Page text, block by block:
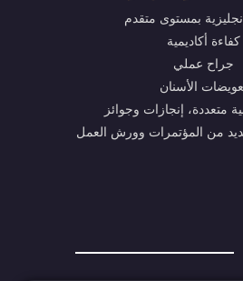
بمستوى متقدم
كفاءة أكاديمية
جراح عملي
الأسنان
متعددة، إنجازات وجوائز
من المؤتمرات وورش العمل